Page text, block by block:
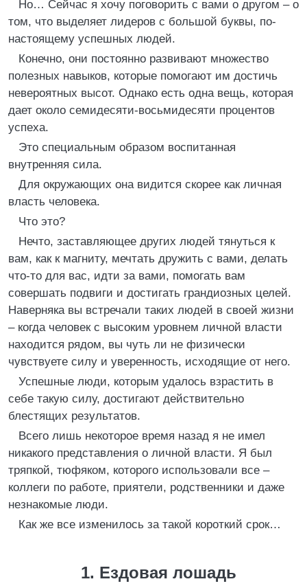
Но… Сейчас я хочу поговорить с вами о другом – о
том, что выделяет лидеров с большой буквы, по-
настоящему успешных людей.
Конечно, они постоянно развивают множество
полезных навыков, которые помогают им достичь
невероятных высот. Однако есть одна вещь, которая
дает около семидесяти-восьмидесяти процентов
успеха.
Это специальным образом воспитанная
внутренняя сила.
Для окружающих она видится скорее как личная
власть человека.
Что это?
Нечто, заставляющее других людей тянуться к
вам, как к магниту, мечтать дружить с вами, делать
что-то для вас, идти за вами, помогать вам
совершать подвиги и достигать грандиозных целей.
Наверняка вы встречали таких людей в своей жизни
– когда человек с высоким уровнем личной власти
находится рядом, вы чуть ли не физически
чувствуете силу и уверенность, исходящие от него.
Успешные люди, которым удалось взрастить в
себе такую силу, достигают действительно
блестящих результатов.
Всего лишь некоторое время назад я не имел
никакого представления о личной власти. Я был
тряпкой, тюфяком, которого использовали все –
коллеги по работе, приятели, родственники и даже
незнакомые люди.
Как же все изменилось за такой короткий срок…
1. Ездовая лошадь